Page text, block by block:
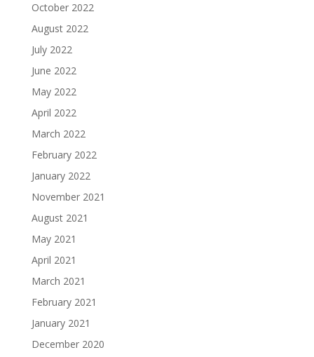
October 2022
August 2022
July 2022
June 2022
May 2022
April 2022
March 2022
February 2022
January 2022
November 2021
August 2021
May 2021
April 2021
March 2021
February 2021
January 2021
December 2020